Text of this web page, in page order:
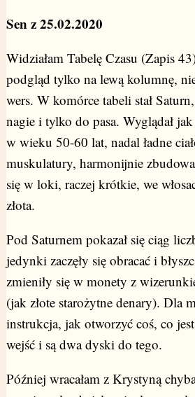
Sen z 25.02.2020
Widziałam Tabelę Czasu (Zapis
podgląd tylko na lewą kolumnę,
wers. W komórce tabeli stał
nagie i tylko do pasa. Wyglądał
w wieku 50-60 lat, nadal ładne
muskulatury, harmonijnie
się w loki, raczej krótkie, we
złota.
Pod Saturnem pokazał się ciąg
jedynki zaczęły się obracać i
zmieniły się w monety z
(jak złote starożytne denary). Dla
instrukcja, jak otworzyć coś, co
wejść i są dwa dyski do tego.
Później wracałam z Krystyną